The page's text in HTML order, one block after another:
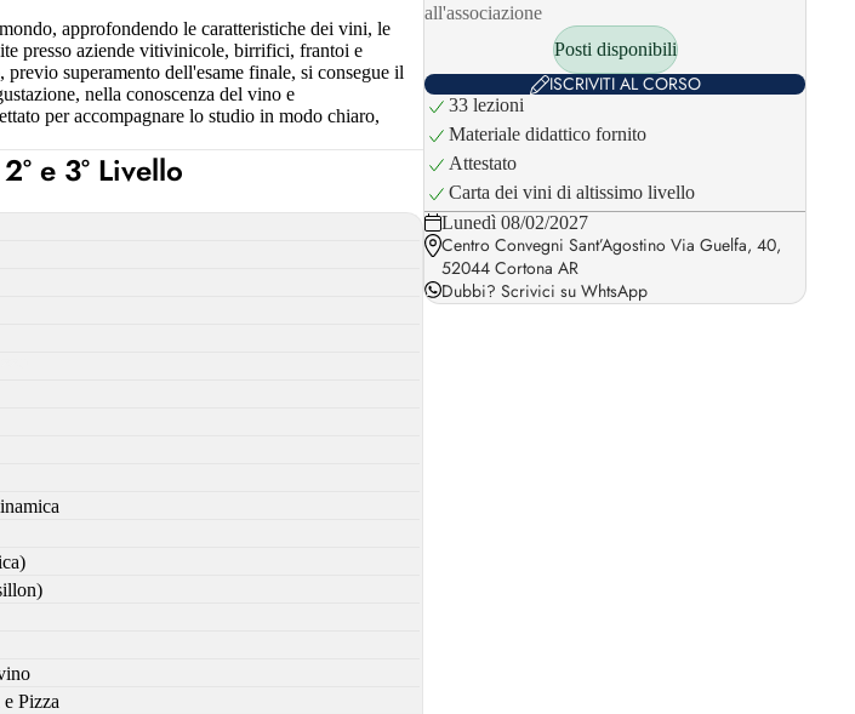
approfondendo le caratteristiche dei vini, le
presso aziende vitivinicole, birrifici, frantoi e
superamento dell'esame finale, si consegue il
nella conoscenza del vino e
per accompagnare lo studio in modo chiaro,
e 3° Livello
Pizza
all'associazione
Posti disponibili
ISCRIVITI AL CORSO
33 lezioni
Materiale didattico fornito
Attestato
Carta dei vini di altissimo livello
Lunedì 08/02/2027
Centro Convegni Sant’Agostino Via Guelfa, 40,
52044 Cortona AR
Dubbi? Scrivici su WhtsApp